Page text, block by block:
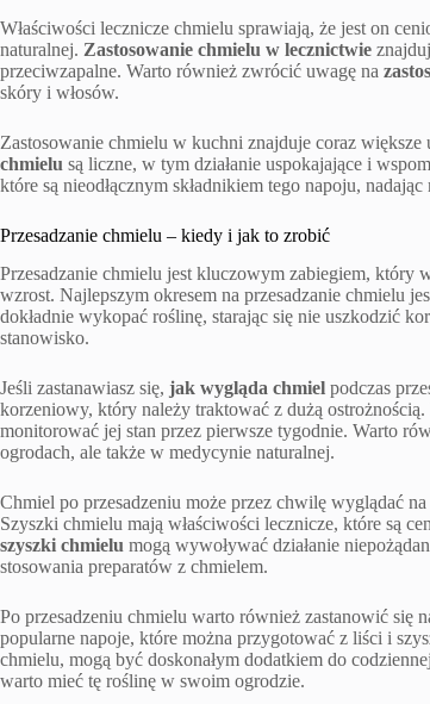
Właściwości lecznicze chmielu sprawiają, że jest on
naturalnej. Zastosowanie chmielu w lecznictwie
przeciwzapalne. Warto również zwrócić uwagę na
skóry i włosów.
Zastosowanie chmielu w kuchni znajduje coraz
chmielu są liczne, w tym działanie uspokajające i
które są nieodłącznym składnikiem tego napoju,
Przesadzanie chmielu – kiedy i jak to zrobić
Przesadzanie chmielu jest kluczowym zabiegiem,
wzrost. Najlepszym okresem na przesadzanie chmielu
dokładnie wykopać roślinę, starając się nie uszkodzić
stanowisko.
Jeśli zastanawiasz się, jak wygląda chmiel podczas
korzeniowy, który należy traktować z dużą
monitorować jej stan przez pierwsze tygodnie. Warto
ogrodach, ale także w medycynie naturalnej.
Chmiel po przesadzeniu może przez chwilę wyglądać
Szyszki chmielu mają właściwości lecznicze, które są
szyszki chmielu mogą wywoływać działanie
stosowania preparatów z chmielem.
Po przesadzeniu chmielu warto również zastanowić się
popularne napoje, które można przygotować z liści i
chmielu, mogą być doskonałym dodatkiem do
warto mieć tę roślinę w swoim ogrodzie.